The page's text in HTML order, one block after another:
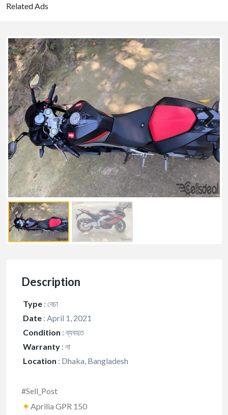
Related Ads
Description
Type : বেচা
Date : April 1, 2021
Condition :ব্যবহৃত
Warranty : না
Location : Dhaka, Bangladesh
#Sell_Post
Aprilia GPR 150